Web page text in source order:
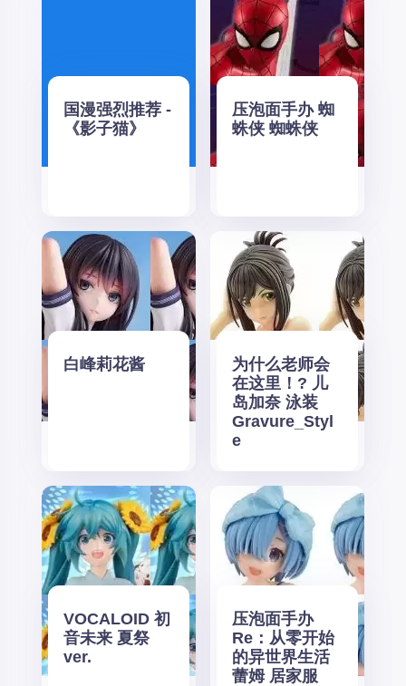
国漫强烈推荐 -
《影子猫》
压泡面手办 蜘
蛛侠 蜘蛛侠
白峰莉花酱
为什么老师会
在这里！? 儿
岛加奈 泳装
Gravure_Styl
e
VOCALOID 初
音未来 夏祭
ver.
压泡面手办
Re：从零开始
的异世界生活
蕾姆 居家服